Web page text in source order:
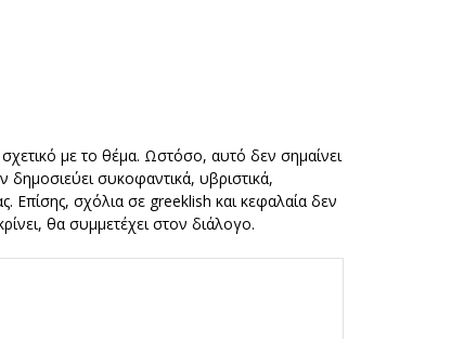
με το θέμα. Ωστόσο, αυτό δεν σημαίνει
δημοσιεύει συκοφαντικά, υβριστικά,
Επίσης, σχόλια σε greeklish και κεφαλαία δεν
θα συμμετέχει στον διάλογο.